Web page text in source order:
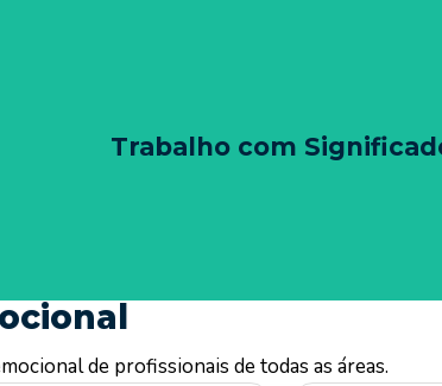
Trabalho com
encontram, formando uma base sólida para a
de profissionais de todas as áreas.